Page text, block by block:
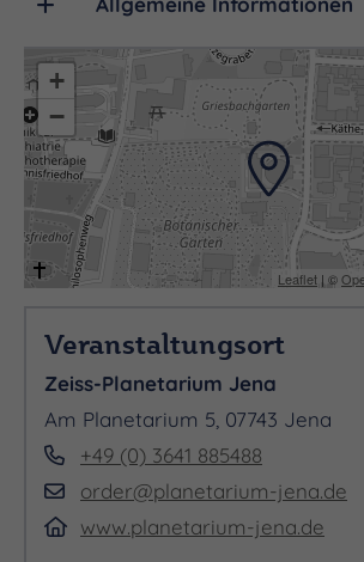
Donnerstag 08.10.2026, 13:00
Freitag 09.10.2026, 14:30 -
Samstag 10.10.2026, 14:30 -
Donnerstag 15.10.2026, 14:30
Dienstag 03.11.2026, 14:30 -
Mittwoch 04.11.2026, 14:30 -
Dienstag 09.03.2027, 14:30 -
Mittwoch 10.03.2027, 14:30 -
Sonntag 09.05.2027, 14:30 -
Dienstag 11.05.2027, 14:30 -
Donnerstag 19.08.2027, 14:30 -
Samstag 25.09.2027, 14:30 -
+
−
Leaflet | ©
Veranstaltungsort
Zeiss-Planetarium Jena
Am Planetarium 5, 07743 Jena
+49 (0) 3641 885488
order@planetarium-jena.de
www.planetarium-jena.de